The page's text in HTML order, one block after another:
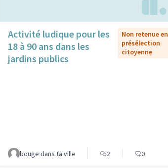
Activité ludique pour les
18 à 90 ans dans les
jardins publics
Non retenue en
présélection
citoyenne
bouge dans ta ville 2 0